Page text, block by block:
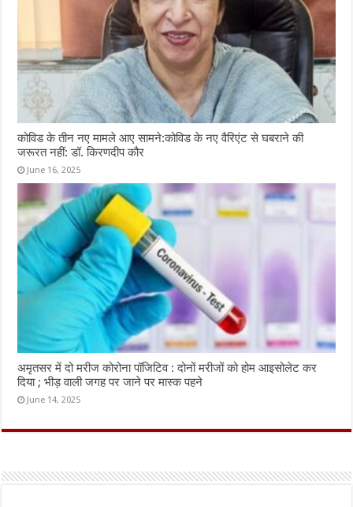
कोविड के तीन नए मामले आए सामने:कोविड के नए वैरिएंट से घबराने की
जरूरत नहीं: डॉ. किरणदीप कौर
June 16, 2025
अमृतसर में दो मरीज कोरोना पॉजिटिव : दोनों मरीजों को होम आइसोलेट कर
दिया ; भीड़ वाली जगह पर जाने पर मास्क पहने
June 14, 2025